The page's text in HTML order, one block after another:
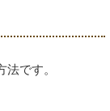
です。